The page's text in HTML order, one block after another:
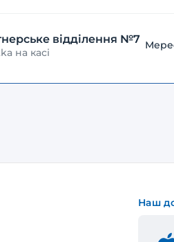
відділення №7
на касі
Наш